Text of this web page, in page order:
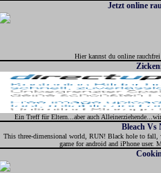
Jetzt online
Hier kannst du online
Ein Treff für Eltern...aber auch
Bleach Vs
This three-dimensional world, RUN! Black hole to fall,
game for android and iPhone user.